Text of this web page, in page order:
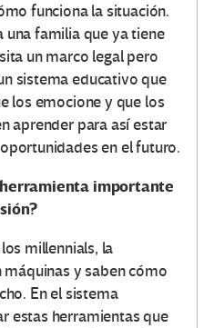
funciona la situación.
una familia que ya tiene
un marco legal pero
sistema educativo que
los emocione y que los
aprender para así estar
en el futuro.
importante
millennials, la
y saben cómo
En el sistema
estas herramientas que